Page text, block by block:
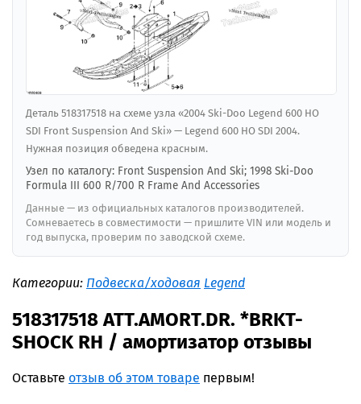
Деталь 518317518 на схеме узла «2004 Ski-Doo Legend 600 HO
SDI Front Suspension And Ski» — Legend 600 HO SDI 2004.
Нужная позиция обведена красным.
Узел по каталогу: Front Suspension And Ski; 1998 Ski-Doo
Formula III 600 R/700 R Frame And Accessories
Данные — из официальных каталогов производителей.
Сомневаетесь в совместимости — пришлите VIN или модель и
год выпуска, проверим по заводской схеме.
Категории: Подвеска/ходовая Legend
518317518 ATT.AMORT.DR. *BRKT-
SHOCK RH / амортизатор отзывы
Оставьте отзыв об этом товаре первым!